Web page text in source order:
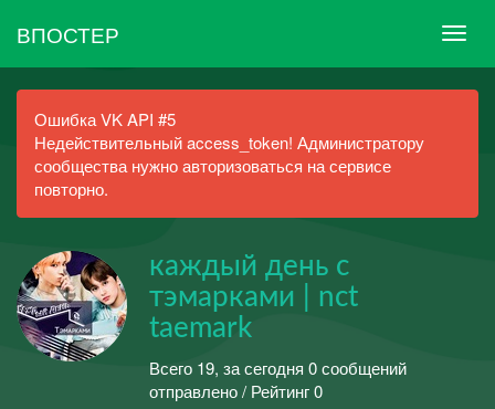
ВПОСТЕР
Ошибка VK API #5
Недействительный access_token! Администратору
сообщества нужно авторизоваться на сервисе
повторно.
каждый день с
тэмарками | nct
taemark
Всего 19, за сегодня 0 сообщений
отправлено / Рейтинг 0